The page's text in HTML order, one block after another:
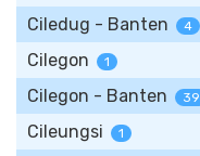
Ciledug - Banten 4
Cilegon 1
Cilegon - Banten 39
Cileungsi 1